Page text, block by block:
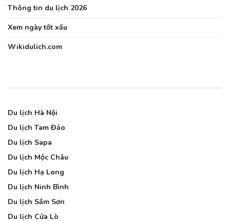
Thông tin du lịch 2026
Xem ngày tốt xấu
Wikidulich.com
Du lịch Hà Nội
Du lịch Tam Đảo
Du lịch Sapa
Du lịch Mộc Châu
Du lịch Hạ Long
Du lịch Ninh Bình
Du lịch Sầm Sơn
Du lịch Cửa Lò